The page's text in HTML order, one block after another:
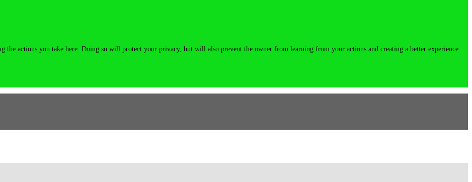
the actions you take here. Doing so will protect your privacy, but will also prevent the owner from learning from your actions and creating a better experience